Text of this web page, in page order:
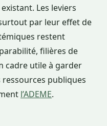
Les leviers
par leur effet de
restent
filières de
cadre utile à garder
publiques
l’ADEME.